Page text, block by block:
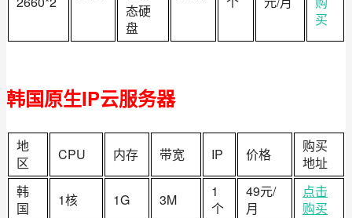
态硬
盘
买
韩国原生IP云服务器
地
区
CPU 内存 带宽 IP 价格
购买
地址
韩
国
1核 1G 3M
1
个
49元/
月
点击
购买